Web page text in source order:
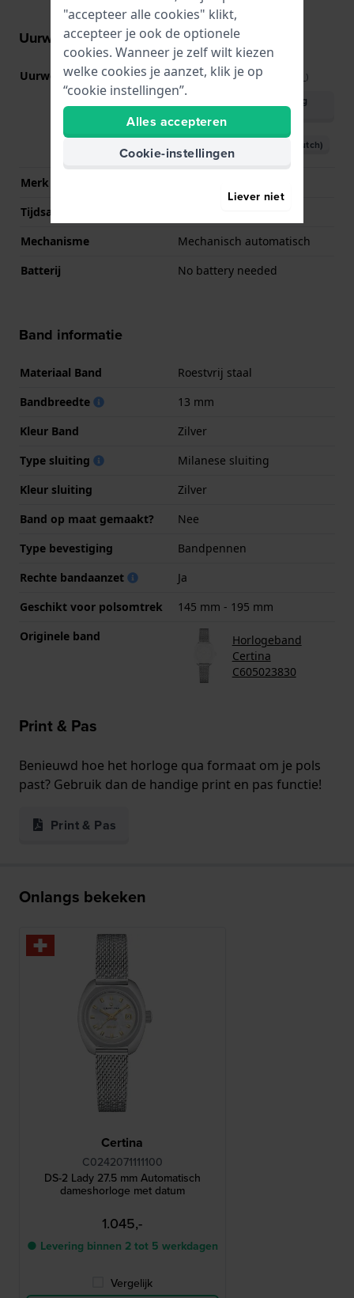
Uurwerk informatie
Uurwerk nr. C26.111(Bekijk specificaties )
Download handleiding
Download handleiding (Dutch)
Merk uurwerk
Tijdsaanduiding
Mechanisme
Mechanisch automatisch
Batterij
No battery needed
Band informatie
Materiaal Band
Roestvrij staal
Bandbreedte
13 mm
Kleur Band
Zilver
Type sluiting
Milanese sluiting
Kleur sluiting
Zilver
Band op maat gemaakt?
Nee
Type bevestiging
Bandpennen
Rechte bandaanzet
Ja
Geschikt voor polsomtrek
145 mm - 195 mm
Originele band
Horlogeband
Certina
C605023830
Print & Pas
Benieuwd hoe het horloge qua formaat om je pols
past? Gebruik dan de handige print en pas functie!
Print & Pas
Onlangs bekeken
Certina
C0242071111100
DS-2 Lady 27.5 mm Automatisch
dameshorloge met datum
1.045,-
● Levering binnen 2 tot 5 werkdagen
Vergelijk
"accepteer alle cookies" klikt,
accepteer je ook de optionele
cookies. Wanneer je zelf wilt kiezen
welke cookies je aanzet, klik je op
“cookie instellingen”.
Alles accepteren
Cookie-instellingen
Liever niet